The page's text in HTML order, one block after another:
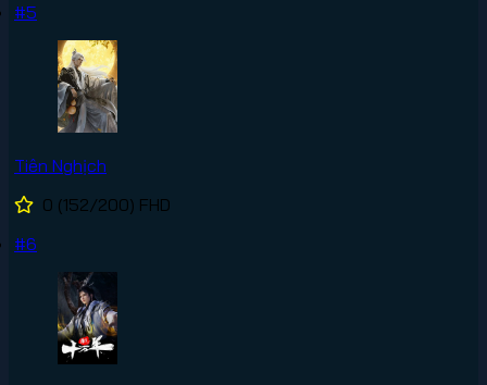
#5
Tiên Nghịch
0 (152/200) FHD
#6